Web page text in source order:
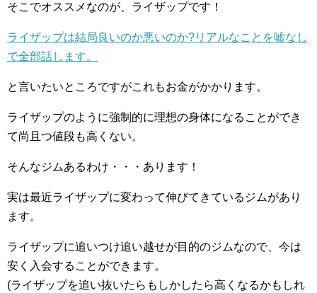
そこでオススメなのが、ライザップです！
ライザップは結局良いのか悪いのか?リアルなことを嘘なし
で全部話します。
と言いたいところですがこれもお金がかかります。
ライザップのように強制的に理想の身体になることができ
て尚且つ値段も高くない。
そんなジムあるわけ・・・あります！
実は最近ライザップに変わって伸びてきているジムがあり
ます。
ライザップに追いつけ追い越せが目的のジムなので、今は
安く入会することができます。
(ライザップを追い抜いたらもしかしたら高くなるかもしれ